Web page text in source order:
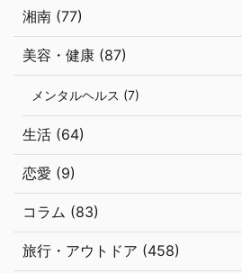
湘南 (77)
美容・健康 (87)
メンタルヘルス (7)
生活 (64)
恋愛 (9)
コラム (83)
旅行・アウトドア (458)